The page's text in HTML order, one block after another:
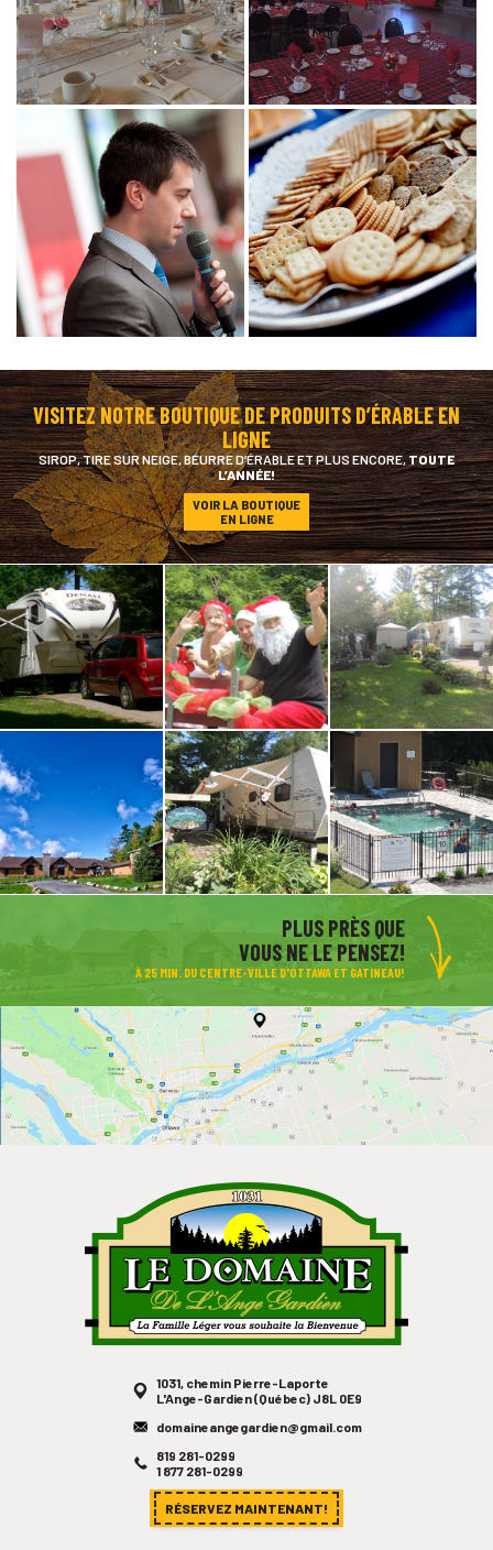
VISITEZ NOTRE BOUTIQUE DE PRODUITS D’ÉRABLE EN
LIGNE
SIROP, TIRE SUR NEIGE, BEURRE D’ÉRABLE ET PLUS ENCORE,TOUTE
L’ANNÉE!
VOIR LA BOUTIQUE
EN LIGNE
PLUS PRÈS QUE
VOUS NE LE PENSEZ!
À 25 MIN. DU CENTRE-VILLE D'OTTAWA ET GATINEAU!
1031, chemin Pierre-Laporte
L'Ange-Gardien (Québec) J8L 0E9
domaineangegardien@gmail.com
819 281-0299
1 877 281-0299
RÉSERVEZ MAINTENANT!